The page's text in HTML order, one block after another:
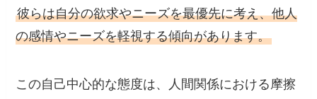
彼らは自分の欲求やニーズを最優先に考え、他人
の感情やニーズを軽視する傾向があります。
この自己中心的な態度は、人間関係における摩擦